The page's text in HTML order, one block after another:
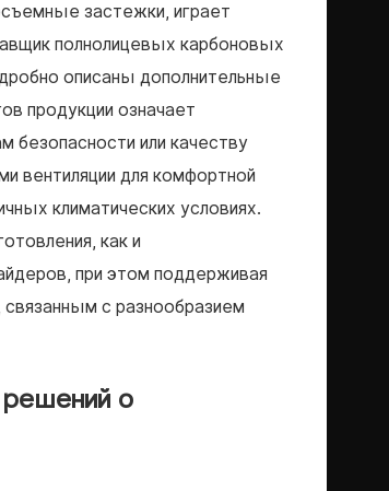
застежки, играет
полнолицевых карбоновых
описаны дополнительные
продукции означает
безопасности или качеству
вентиляции для комфортной
климатических условиях.
как и
при этом поддерживая
с разнообразием
о